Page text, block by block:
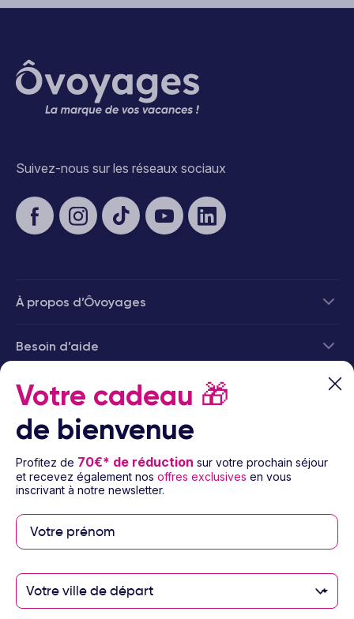
Suivez-nous sur les réseaux sociaux
À propos d’Ôvoyages
Besoin d’aide
Paiement sécurisé
notre partenaire
Votre cadeau 🎁
de bienvenue
Profitez de 70€* de réduction sur votre prochain séjour
et recevez également nos offres exclusives en vous
inscrivant à notre newsletter.
Votre ville de départ